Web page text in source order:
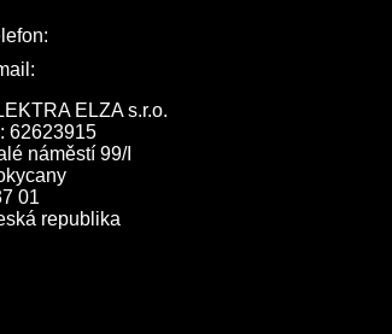
ELZA s.r.o.
62623915
náměstí 99/I
01
republika